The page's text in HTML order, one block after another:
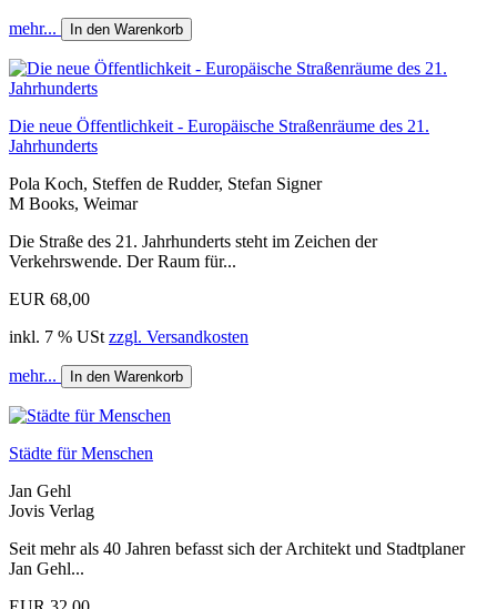
mehr... In den Warenkorb
Die neue Öffentlichkeit - Europäische Straßenräume des 21.
Jahrhunderts
Pola Koch, Steffen de Rudder, Stefan Signer
M Books, Weimar
Die Straße des 21. Jahrhunderts steht im Zeichen der
Verkehrswende. Der Raum für...
EUR 68,00
inkl. 7 % USt zzgl. Versandkosten
mehr... In den Warenkorb
Städte für Menschen
Jan Gehl
Jovis Verlag
Seit mehr als 40 Jahren befasst sich der Architekt und Stadtplaner
Jan Gehl...